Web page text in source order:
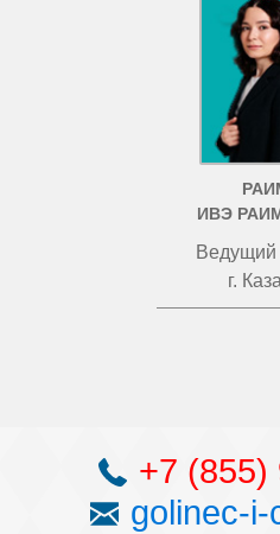
ИВЭ
Ведущий
г.
+7 (855)
golinec-i-